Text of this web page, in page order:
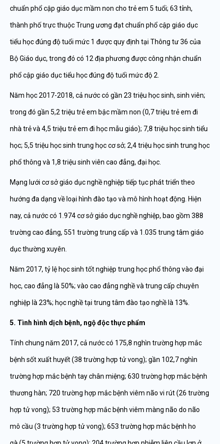
chuẩn phổ cập giáo dục mầm non cho trẻ em 5 tuổi; 63 tỉnh,
thành phố trực thuộc Trung ương đạt chuẩn phổ cập giáo dục
tiểu học đúng độ tuổi mức 1 được quy định tại Thông tư 36 của
Bộ Giáo dục, trong đó có 12 địa phương được công nhận chuẩn
phổ cập giáo dục tiểu học đúng độ tuổi mức độ 2.
Năm học 2017-2018, cả nước có gần 23 triệu học sinh, sinh viên;
trong đó gần 5,2 triệu trẻ em bậc mầm non (0,7 triệu trẻ em đi
nhà trẻ và 4,5 triệu trẻ em đi học mẫu giáo); 7,8 triệu học sinh tiểu
học; 5,5 triệu học sinh trung học cơ sở; 2,4 triệu học sinh trung học
phổ thông và 1,8 triệu sinh viên cao đẳng, đại học.
Mạng lưới cơ sở giáo dục nghề nghiệp tiếp tục phát triển theo
hướng đa dạng về loại hình đào tạo và mô hình hoạt động. Hiện
nay, cả nước có 1.974 cơ sở giáo dục nghề nghiệp, bao gồm 388
trường cao đẳng, 551 trường trung cấp và 1.035 trung tâm giáo
dục thường xuyên.
Năm 2017, tỷ lệ học sinh tốt nghiệp trung học phổ thông vào đại
học, cao đẳng là 50%; vào cao đẳng nghề và trung cấp chuyên
nghiệp là 23%; học nghề tại trung tâm đào tạo nghề là 13%.
5. Tình hình dịch bệnh, ngộ độc thực phẩm
Tính chung năm 2017, cả nước có 175,8 nghìn trường hợp mắc
bệnh sốt xuất huyết (38 trường hợp tử vong); gần 102,7 nghìn
trường hợp mắc bệnh tay chân miệng; 630 trường hợp mắc bệnh
thương hàn; 720 trường hợp mắc bệnh viêm não vi rút (26 trường
hợp tử vong); 53 trường hợp mắc bệnh viêm màng não do não
mô cầu (3 trường hợp tử vong); 653 trường hợp mắc bệnh ho